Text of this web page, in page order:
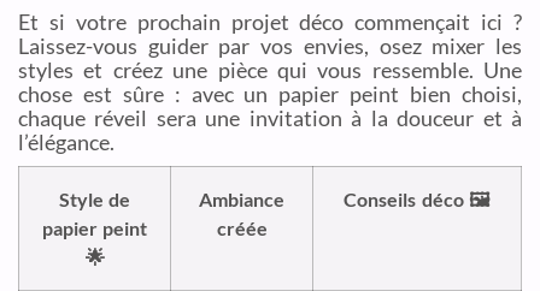
Et si votre prochain projet déco commençait ici ?
Laissez-vous guider par vos envies, osez mixer les
styles et créez une pièce qui vous ressemble. Une
chose est sûre : avec un papier peint bien choisi,
chaque réveil sera une invitation à la douceur et à
l’élégance.
Style de
papier peint
🌟
Ambiance
créée
Conseils déco 🖼️